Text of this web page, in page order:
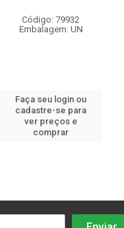
Código: 79932
Embalagem: UN
Faça seu login ou
cadastre-se para
ver preços e
comprar